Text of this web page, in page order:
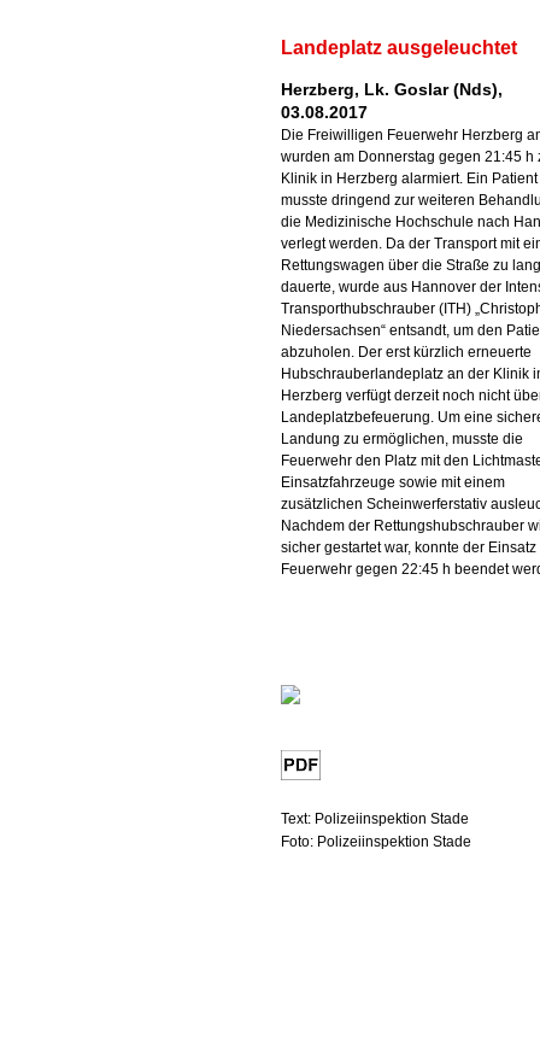
Landeplatz ausgeleuchtet
Herzberg, Lk. Goslar (Nds),
03.08.2017
Die Freiwilligen Feuerwehr Herzberg
wurden am Donnerstag gegen 21:45 h
Klinik in Herzberg alarmiert. Ein Patient
musste dringend zur weiteren
die Medizinische Hochschule nach
verlegt werden. Da der Transport mit
Rettungswagen über die Straße zu
dauerte, wurde aus Hannover der
Transporthubschrauber (ITH)
Niedersachsen“ entsandt, um den
abzuholen. Der erst kürzlich erneuerte
Hubschrauberlandeplatz an der Klinik
Herzberg verfügt derzeit noch nicht
Landeplatzbefeuerung. Um eine
Landung zu ermöglichen, musste die
Feuerwehr den Platz mit den
Einsatzfahrzeuge sowie mit einem
zusätzlichen Scheinwerferstativ
Nachdem der Rettungshubschrauber
sicher gestartet war, konnte der Einsatz
Feuerwehr gegen 22:45 h beendet
Text: Polizeiinspektion Stade
Foto: Polizeiinspektion Stade